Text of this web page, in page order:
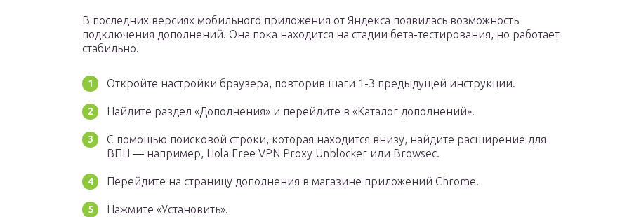
В последних версиях мобильного приложения от Яндекса появилась возможность
подключения дополнений. Она пока находится на стадии бета-тестирования, но работает
стабильно.
Откройте настройки браузера, повторив шаги 1-3 предыдущей инструкции.
Найдите раздел «Дополнения» и перейдите в «Каталог дополнений».
С помощью поисковой строки, которая находится внизу, найдите расширение для
ВПН — например, Hola Free VPN Proxy Unblocker или Browsec.
Перейдите на страницу дополнения в магазине приложений Chrome.
Нажмите «Установить».